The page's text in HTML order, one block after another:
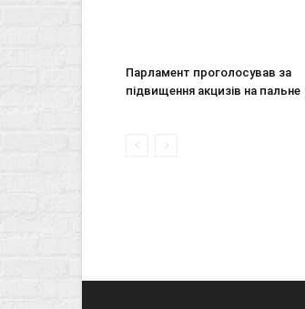
Парламент проголосував за
підвищення акцизів на пальне